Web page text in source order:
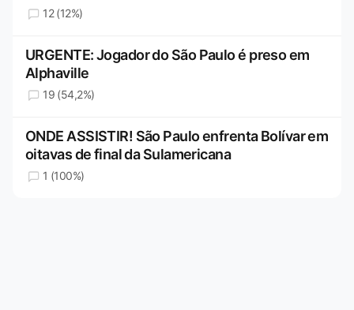
12 (12%)
URGENTE: Jogador do São Paulo é preso em
Alphaville
19 (54,2%)
ONDE ASSISTIR! São Paulo enfrenta Bolívar em
oitavas de final da Sulamericana
1 (100%)